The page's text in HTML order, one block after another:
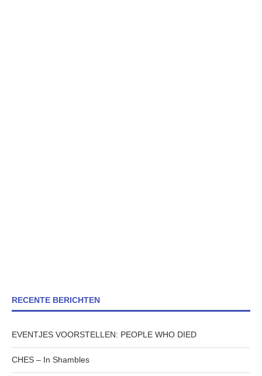
RECENTE BERICHTEN
EVENTJES VOORSTELLEN: PEOPLE WHO DIED
CHES – In Shambles